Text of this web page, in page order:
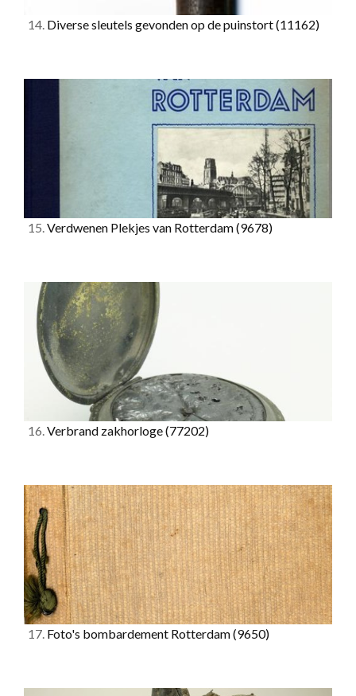
14. Diverse sleutels gevonden op de puinstort(11162)
15.Verdwenen Plekjes van Rotterdam(9678)
16.Verbrand zakhorloge(77202)
17. Foto's bombardement Rotterdam(9650)